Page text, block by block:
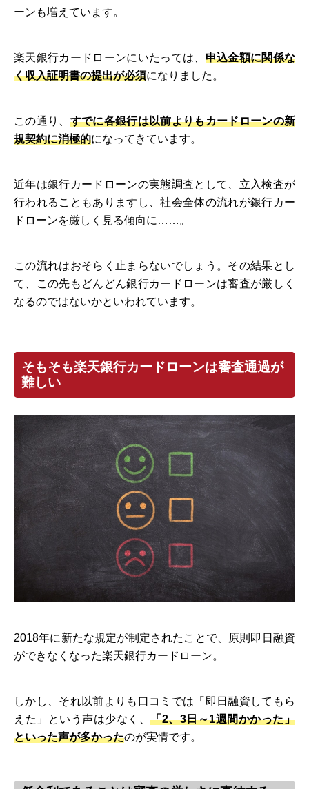
ーンも増えています。
楽天銀行カードローンにいたっては、 申込金額に関係な
く収入証明書の提出が必須になりました。
この通り、 すでに各銀行は以前よりもカードローンの新
規契約に消極的になってきています。
近年は銀行カードローンの実態調査として、立入検査が
行われることもありますし、社会全体の流れが銀行カー
ドローンを厳しく見る傾向に……。
この流れはおそらく止まらないでしょう。その結果とし
て、この先もどんどん銀行カードローンは審査が厳しく
なるのではないかといわれています。
そもそも楽天銀行カードローンは審査通過が
難しい
2018年に新たな規定が制定されたことで、原則即日融資
ができなくなった楽天銀行カードローン。
しかし、それ以前よりも口コミでは「即日融資してもら
えた」という声は少なく、「2、3日～1週間かかった」
といった声が多かったのが実情です。